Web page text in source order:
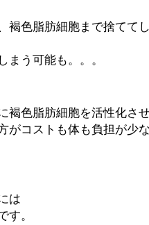
褐色脂肪細胞まで捨てて
まう可能も。。。
褐色脂肪細胞を活性化さ
がコストも体も負担が少
は
す。